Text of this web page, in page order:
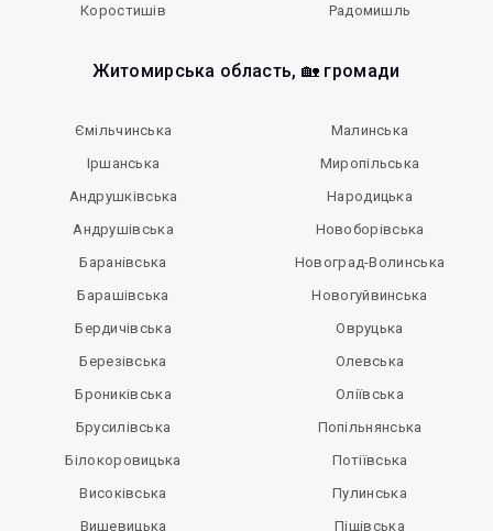
Коростишів
Радомишль
Житомирська область, 🏡 громади
Ємільчинська
Іршанська
Андрушківська
Андрушівська
Баранівська
Барашівська
Бердичівська
Березівська
Брониківська
Брусилівська
Білокоровицька
Високівська
Вишевицька
Малинська
Миропільська
Народицька
Новоборівська
Новоград-Волинська
Новогуйвинська
Овруцька
Олевська
Оліївська
Попільнянська
Потіївська
Пулинська
Піщівська